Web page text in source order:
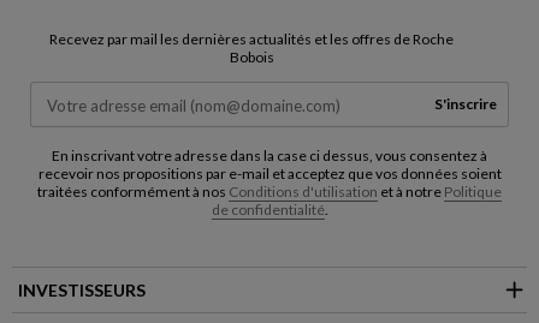
Recevez par mail les dernières actualités et les offres de Roche
Bobois
S'inscrire
En inscrivant votre adresse dans la case ci dessus, vous consentez à
recevoir nos propositions par e-mail et acceptez que vos données soient
traitées conformément à nos Conditions d'utilisation et à notre Politique
de confidentialité.
INVESTISSEURS